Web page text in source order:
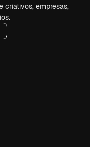
criativos, empresas,